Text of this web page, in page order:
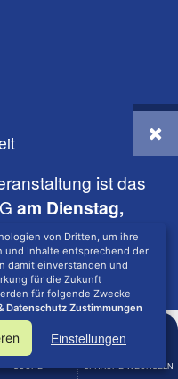
ist das
am Dienstag,
.
davon nicht betroffen.
SUCHE SPRACHE WECHSELN
von Dritten, um ihre
und Inhalte entsprechend der
damit einverstanden und
für die Zukunft
für folgende Zwecke
Datenschutz Zustimmungen
Einstellungen